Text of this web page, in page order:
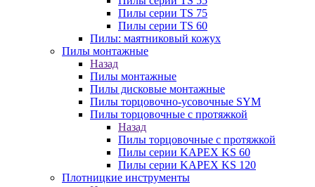
Пилы серии TS 75
Пилы серии TS 60
Пилы: маятниковый кожух
Пилы монтажные
Назад
Пилы монтажные
Пилы дисковые монтажные
Пилы торцовочно-усовочные SYM
Пилы торцовочные с протяжкой
Назад
Пилы торцовочные с протяжкой
Пилы серии KAPEX KS 60
Пилы серии KAPEX KS 120
Плотницкие инструменты